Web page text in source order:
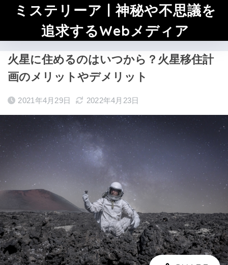
ミステリーア | 神秘や不思議を
追求するWebメディア
火星に住めるのはいつから？火星移住計
画のメリットやデメリット
2021年4月29日 2022年4月23日